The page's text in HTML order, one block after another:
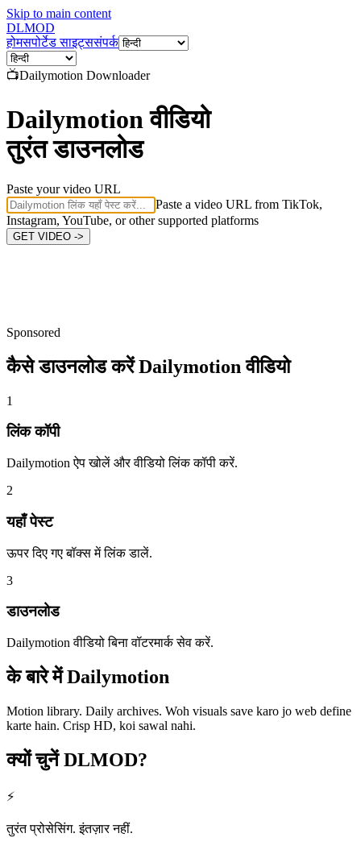
Skip to main content
DLMOD
होमसपोर्टेड साइट्ससंपर्क
📺Dailymotion Downloader
Dailymotion वीडियो
तुरंत डाउनलोड
Paste your video URL
Paste a video URL from TikTok,
Instagram, YouTube, or other supported platforms
GET VIDEO ->
Sponsored
कैसे डाउनलोड करें Dailymotion वीडियो
1
लिंक कॉपी
Dailymotion ऐप खोलें और वीडियो लिंक कॉपी करें.
2
यहाँ पेस्ट
ऊपर दिए गए बॉक्स में लिंक डालें.
3
डाउनलोड
Dailymotion वीडियो बिना वॉटरमार्क सेव करें.
के बारे में Dailymotion
Motion library. Daily archives. Woh visuals save karo jo web define
karte hain. Crisp HD, koi sawal nahi.
क्यों चुनें DLMOD?
⚡
तुरंत प्रोसेसिंग. इंतज़ार नहीं.